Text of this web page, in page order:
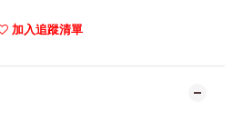
加入追蹤清單